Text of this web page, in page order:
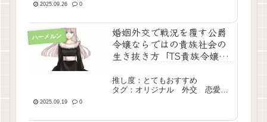
2025.09.26 0
ハーメルン
婚姻外交で戦況を覆す公爵
令嬢ならではの貴族社会の
生き抜き方「TS貴族令嬢の
推し度：とてもおすすめ
タグ：オリジナル 外交 恋愛
2025.09.19 0